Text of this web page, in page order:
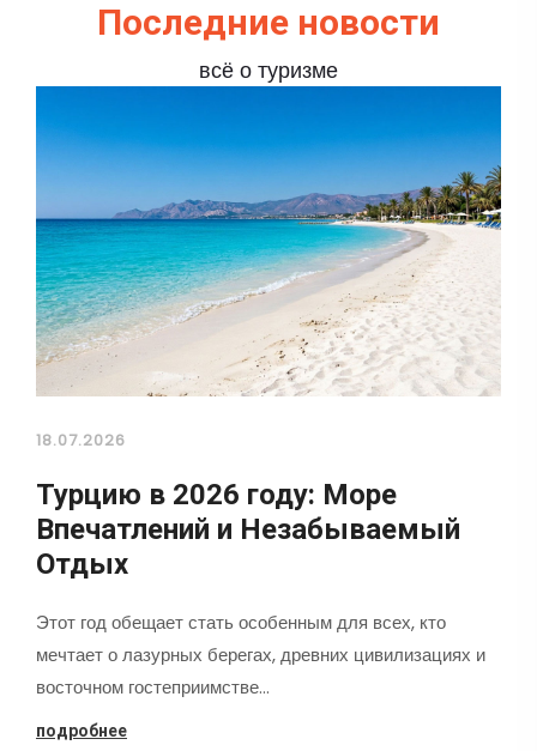
Последние новости
всё о туризме
18.07.2026
Турцию в 2026 году: Море
Впечатлений и Незабываемый
Отдых
Этот год обещает стать особенным для всех, кто
мечтает о лазурных берегах, древних цивилизациях и
восточном гостеприимстве…
подробнее